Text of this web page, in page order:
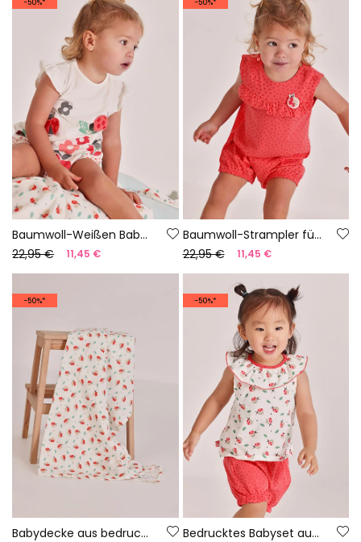
-50%*
Baumwoll-Weißen Baby-Strampler
22,95 €
11,45 €
-50%*
Baumwoll-Strampler für Baby mit Aufdruck
22,95 €
11,45 €
-50%*
Babydecke aus bedruckter Baumwolle
-50%*
Bedrucktes Babyset aus Baumwolle